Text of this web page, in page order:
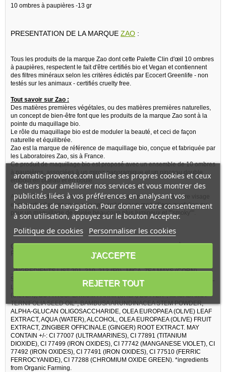
10 ombres à paupières -13 gr
PRESENTATION DE LA MARQUE ZAO :
Tous les produits de la marque Zao dont cette Palette Clin d'œil 10 ombres
à paupières, respectent le fait d'être certifiés bio et Vegan et contiennent
des filtres minéraux selon les critères édictés par Ecocert Greenlife - non
testés sur les animaux - certifiés cruelty free.
Tout savoir sur Zao :
Des matières premières végétales, ou des matières premières naturelles,
un concept de bien-être font que les produits de la marque Zao sont à la
pointe du maquillage bio.
Le rôle du maquillage bio est de moduler la beauté, et ceci de façon
naturelle et équilibrée.
Zao est la marque de référence de maquillage bio, conçue et fabriquée par
les Laboratoires Zao, sis à France.
Ce produit de maquillage bio est proposé avec un ensemble de 10 ombres
à paupières, associées à un miroir panoramique et un pinceau double
embout en biseau et en boule.
Ainsi, la Palette Clin d'œil 10 ombres à paupières s'adapte à votre visage
et en particulier vos yeux, que cela soit pour un maquillage quotidien ou
pour un maquillage de soirée beaucoup plus lumineux et ""smoky"".
COMPOSITION PALETTE CLIN D'ŒIL 10 OMBRES À
PAUPIÈRES :
_INGREDIENTS LIST 201, 210, 213 (F9) : MICA, ZEA MAYS (CORN)
STARCH*, ZINC STEARATE, SQUALANE, SILICA, BISABOLOL, LAUROYL
LYSINE, THEOBROMA CACAO (COCOA) SEED BUTTER*, CI 77820
(SILVER), BUTYROSPERMUM PARKII (SHEA) BUTTER*, MACADAMIA
TERNIFOLIA SEED OIL*, BAMBUSA ARUNDINACEA STEM POWDER,
ALPHA-GLUCAN OLIGOSACCHARIDE, OLEA EUROPAEA (OLIVE) LEAF
EXTRACT, AQUA (WATER), ALCOHOL, OLEA EUROPAEA (OLIVE) FRUIT
EXTRACT, ZINGIBER OFFICINALE (GINGER) ROOT EXTRACT. MAY
CONTAIN +/-: CI 77007 (ULTRAMARINES), CI 77891 (TITANIUM
DIOXIDE), CI 77499 (IRON OXIDES), CI 77742 (MANGANESE VIOLET), CI
77492 (IRON OXIDES), CI 77491 (IRON OXIDES), CI 77510 (FERRIC
FERROCYANIDE), CI 77288 (CHROMIUM OXIDE GREEN). *ingredients
from Organic Farming.
aromatic-provence.com utilise ses propres cookies et ceux
de tiers pour améliorer nos services et vous montrer des
publicités liées à vos préférences en analysant vos
habitudes de navigation. Pour donner votre consentement
à son utilisation, appuyez sur le bouton Accepter.
Politique de cookies Personnaliser les cookies
REJETER TOUT
J'ACCEPTE